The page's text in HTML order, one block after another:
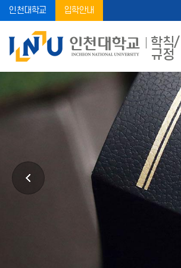
인천대학교 입학안내
학칙/
규정